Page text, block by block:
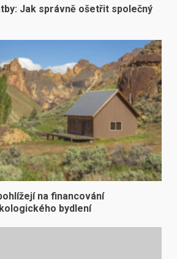
Jak správně ošetřit společný
na financování
bydlení